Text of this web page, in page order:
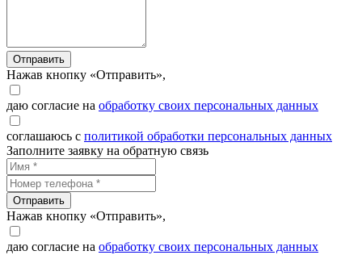
Отправить
Нажав кнопку «Отправить»,
даю согласие на обработку своих персональных данных
соглашаюсь с политикой обработки персональных данных
Заполните заявку на обратную связь
Отправить
Нажав кнопку «Отправить»,
даю согласие на обработку своих персональных данных